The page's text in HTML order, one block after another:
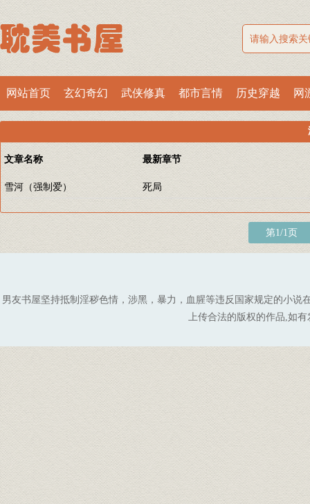
网站首页 玄幻奇幻 武侠修真 都市言情 历史穿越 网
文章名称 最新章节
雪河（强制爱） 死局
第1/1页
男友书屋坚持抵制淫秽色情，涉黑，暴力，血腥等违反国家规定的小
上传合法的版权的作品,如